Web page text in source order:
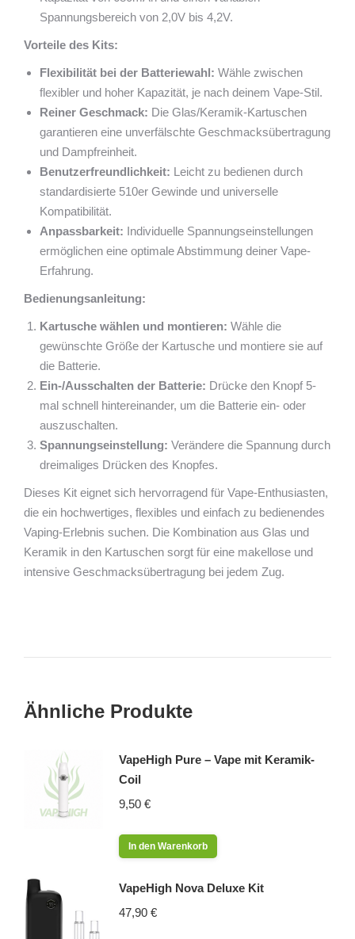
Spannungsbereich von 2,0V bis 4,2V.
Vorteile des Kits:
Flexibilität bei der Batteriewahl: Wähle zwischen
flexibler und hoher Kapazität, je nach deinem Vape-Stil.
Reiner Geschmack: Die Glas/Keramik-Kartuschen
garantieren eine unverfälschte Geschmacksübertragung
und Dampfreinheit.
Benutzerfreundlichkeit: Leicht zu bedienen durch
standardisierte 510er Gewinde und universelle
Kompatibilität.
Anpassbarkeit: Individuelle Spannungseinstellungen
ermöglichen eine optimale Abstimmung deiner Vape-
Erfahrung.
Bedienungsanleitung:
Kartusche wählen und montieren: Wähle die
gewünschte Größe der Kartusche und montiere sie auf
die Batterie.
Ein-/Ausschalten der Batterie: Drücke den Knopf 5-
mal schnell hintereinander, um die Batterie ein- oder
auszuschalten.
Spannungseinstellung: Verändere die Spannung durch
dreimaliges Drücken des Knopfes.
Dieses Kit eignet sich hervorragend für Vape-Enthusiasten,
die ein hochwertiges, flexibles und einfach zu bedienendes
Vaping-Erlebnis suchen. Die Kombination aus Glas und
Keramik in den Kartuschen sorgt für eine makellose und
intensive Geschmacksübertragung bei jedem Zug.
Ähnliche Produkte
VapeHigh Pure – Vape mit Keramik-
Coil
9,50 €
In den Warenkorb
VapeHigh Nova Deluxe Kit
47,90 €